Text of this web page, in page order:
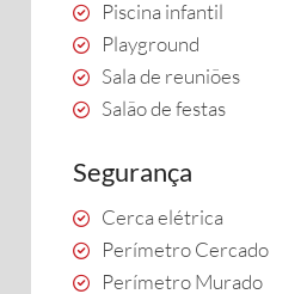
Piscina infantil
Playground
Sala de reuniões
Salão de festas
Segurança
Cerca elétrica
Perímetro Cercado
Perímetro Murado